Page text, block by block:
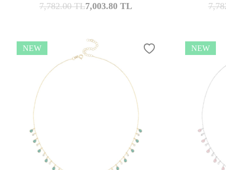
7,782.00TL7,003.80TL
NEW NEW